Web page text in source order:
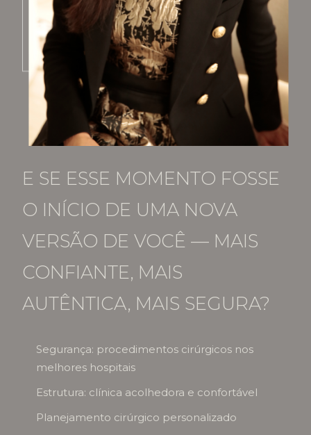
E SE ESSE MOMENTO FOSSE
O INÍCIO DE UMA NOVA
VERSÃO DE VOCÊ — MAIS
CONFIANTE, MAIS
AUTÊNTICA, MAIS SEGURA?
Segurança: procedimentos cirúrgicos nos
melhores hospitais
Estrutura: clínica acolhedora e confortável
Planejamento cirúrgico personalizado